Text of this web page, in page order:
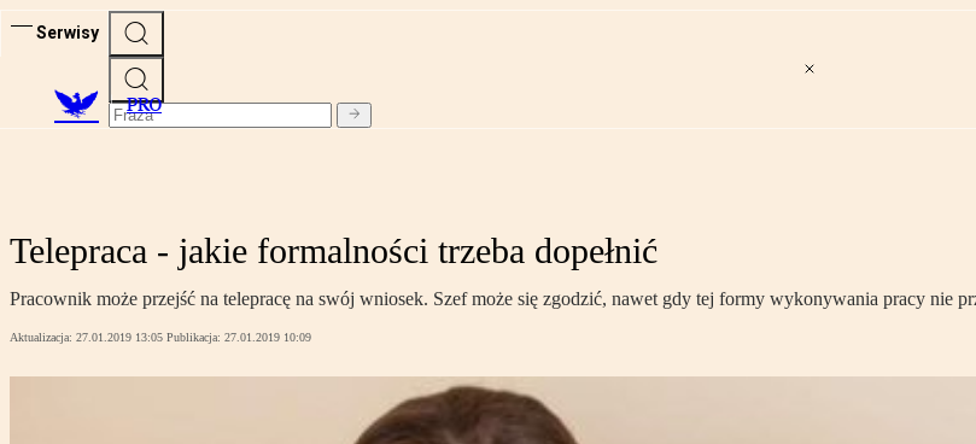
Serwisy
PRO
Telepraca - jakie formalności trzeba dopełnić
Pracownik może przejść na telepracę na swój wniosek. Szef może się zgodzić, nawet gdy tej formy wykonywania pracy nie
Aktualizacja: 27.01.2019 13:05 Publikacja: 27.01.2019 10:09